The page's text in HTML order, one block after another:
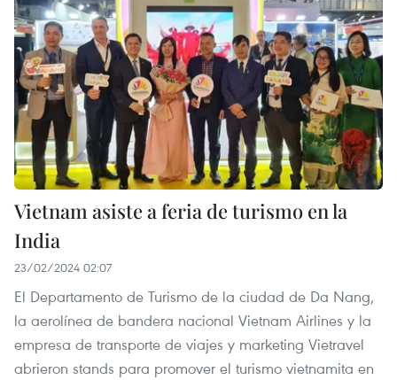
Vietnam asiste a feria de turismo en la
India
23/02/2024 02:07
El Departamento de Turismo de la ciudad de Da Nang,
la aerolínea de bandera nacional Vietnam Airlines y la
empresa de transporte de viajes y marketing Vietravel
abrieron stands para promover el turismo vietnamita en